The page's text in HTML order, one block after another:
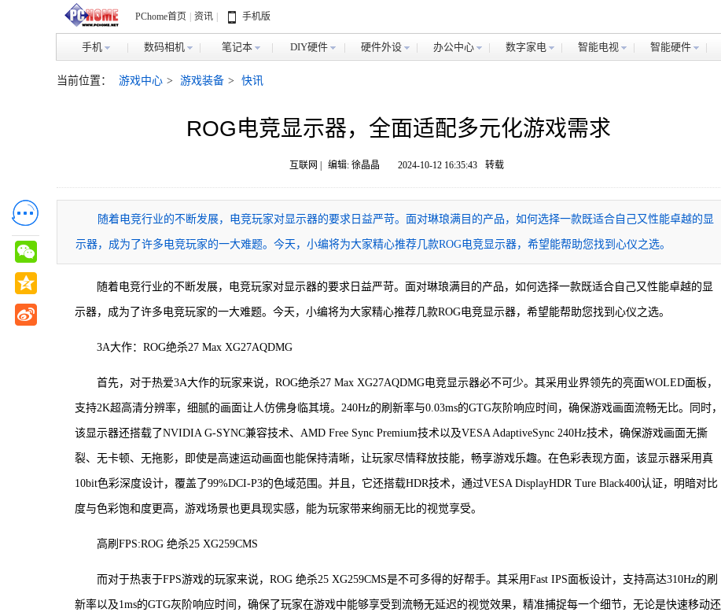
PChome首页 资讯 手机版
手机 数码相机 笔记本 DIY硬件 硬件外设 办公中心 数字家电 智能电视 智能硬件
当前位置： 游戏中心 > 游戏装备 > 快讯
ROG电竞显示器，全面适配多元化游戏需求
互联网 | 编辑: 徐晶晶 2024-10-12 16:35:43 转载
随着电竞行业的不断发展，电竞玩家对显示器的要求日益严苛。面对琳琅满目的产品，如何选择一款既适合自己又性能卓越的显
示器，成为了许多电竞玩家的一大难题。今天，小编将为大家精心推荐几款ROG电竞显示器，希望能帮助您找到心仪之选。
随着电竞行业的不断发展，电竞玩家对显示器的要求日益严苛。面对琳琅满目的产品，如何选择一款既适合自己又性能卓越的显
示器，成为了许多电竞玩家的一大难题。今天，小编将为大家精心推荐几款ROG电竞显示器，希望能帮助您找到心仪之选。
3A大作：ROG绝杀27 Max XG27AQDMG
首先，对于热爱3A大作的玩家来说，ROG绝杀27 Max XG27AQDMG电竞显示器必不可少。其采用业界领先的亮面WOLED面板，
支持2K超高清分辨率，细腻的画面让人仿佛身临其境。240Hz的刷新率与0.03ms的GTG灰阶响应时间，确保游戏画面流畅无比。同时，
该显示器还搭载了NVIDIA G-SYNC兼容技术、AMD Free Sync Premium技术以及VESA AdaptiveSync 240Hz技术，确保游戏画面无撕
裂、无卡顿、无拖影，即使是高速运动画面也能保持清晰，让玩家尽情释放技能，畅享游戏乐趣。在色彩表现方面，该显示器采用真
10bit色彩深度设计，覆盖了99%DCI-P3的色域范围。并且，它还搭载HDR技术，通过VESA DisplayHDR Ture Black400认证，明暗对比
度与色彩饱和度更高，游戏场景也更具现实感，能为玩家带来绚丽无比的视觉享受。
高刷FPS:ROG 绝杀25 XG259CMS
而对于热衷于FPS游戏的玩家来说，ROG 绝杀25 XG259CMS是不可多得的好帮手。其采用Fast IPS面板设计，支持高达310Hz的刷
新率以及1ms的GTG灰阶响应时间，确保了玩家在游戏中能够享受到流畅无延迟的视觉效果，精准捕捉每一个细节，无论是快速移动还